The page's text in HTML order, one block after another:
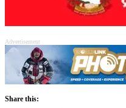
Advertisement
Share this: